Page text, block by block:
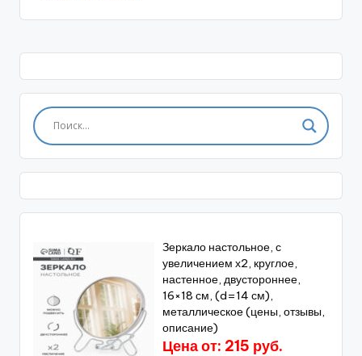
Зеркало настольное, с
увеличением х2, круглое,
настенное, двустороннее,
16×18 см, (d=14 см),
металлическое (цены, отзывы,
описание)
Цена от: 215 руб.